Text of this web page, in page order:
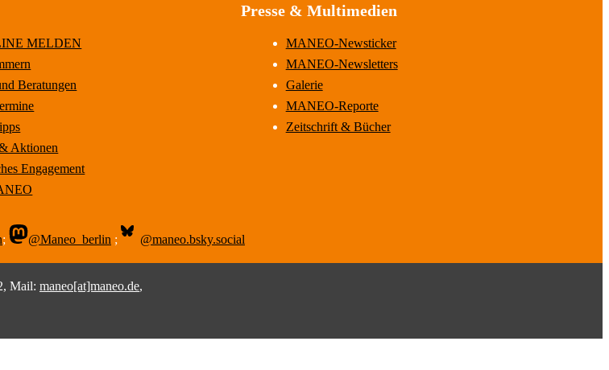
MELDEN
Beratungen
Aktionen
Engagement
Presse & Multimedien
MANEO-Newsticker
MANEO-Newsletters
Galerie
MANEO-Reporte
Zeitschrift & Bücher
; @Maneo_berlin ; @maneo.bsky.social
Mail: maneo[at]maneo.de,